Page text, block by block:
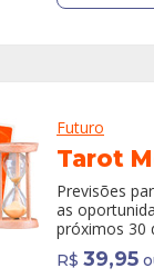
Futuro
Tarot
Previsões
as
próximos 30
R$ 39,95